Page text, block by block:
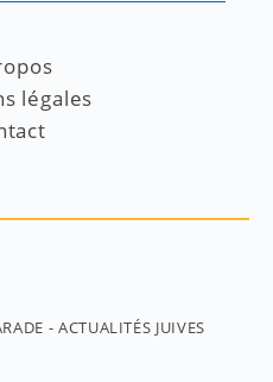
légales
- ACTUALITÉS JUIVES